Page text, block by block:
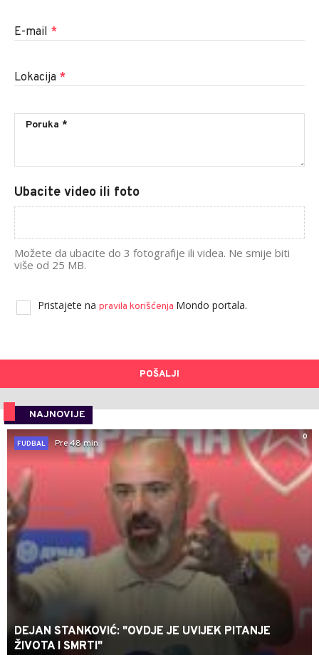
E-mail *
Lokacija *
Ubacite video ili foto
Možete da ubacite do 3 fotografije ili videa. Ne smije biti
više od 25 MB.
Pristajete na pravila korišćenja Mondo portala.
POŠALJI
NAJNOVIJE
0
FUDBAL
Pre 48 min
DEJAN STANKOVIĆ: "OVDJE JE UVIJEK PITANJE
ŽIVOTA I SMRTI"